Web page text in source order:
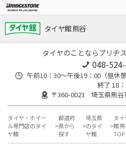
タイヤ館 熊谷
タイヤのことならブリヂ
048-
午前10：30～午後19：00（昼
終了 18：
〒360-0023 埼玉県熊谷
タイヤ・ホイー
ル専門店のタイ
ヤ館
都道府
県から
探す
埼玉県
のタイ
ヤ館
タイ
館
TOP